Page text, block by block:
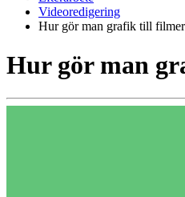
Videoredigering
Hur gör man grafik till
Hur gör man